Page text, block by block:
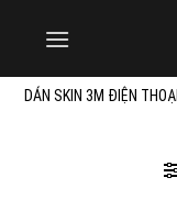
DÁN SKIN 3M ĐIỆN THOẠI